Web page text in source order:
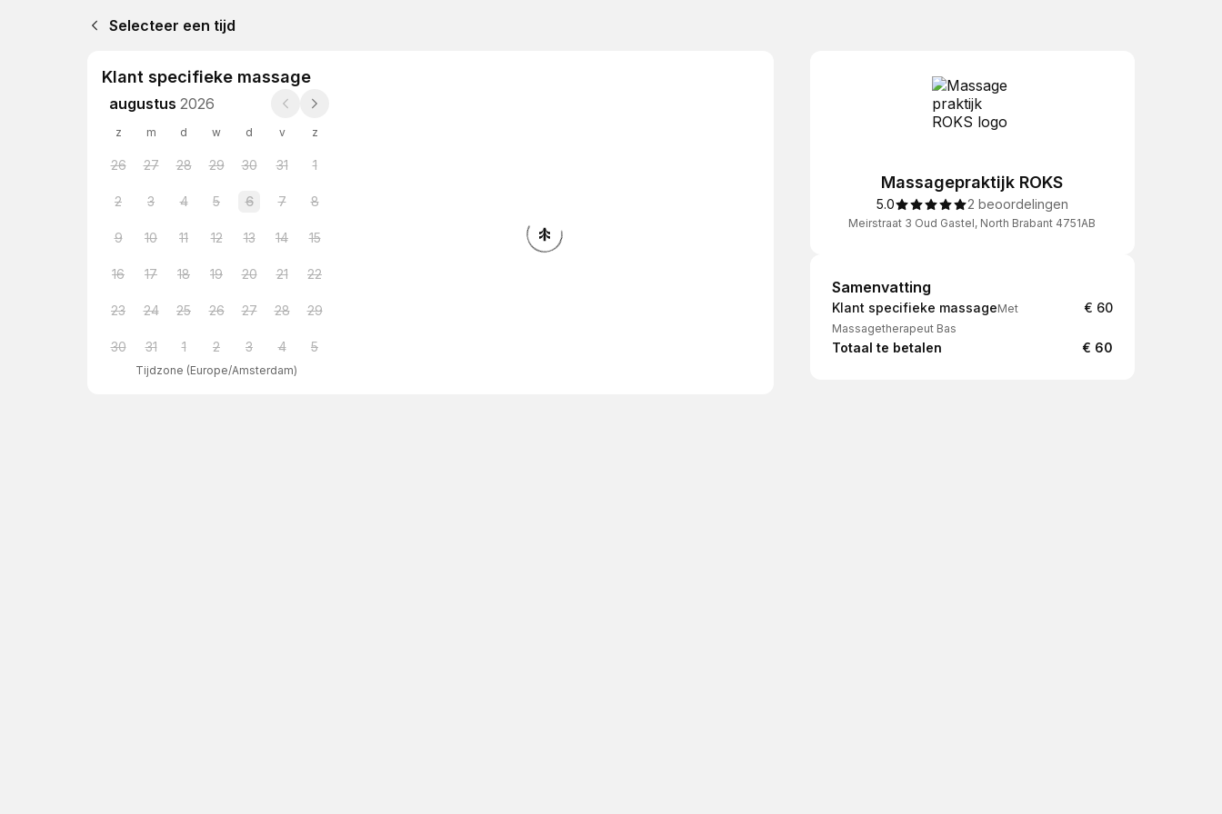
Selecteer een tijd
Klant specifieke massage
augustus 2026
z m d w d v z
26 27 28 29 30 31 1
2 3 4 5 6 7 8
9 10 11 12 13 14 15
16 17 18 19 20 21 22
23 24 25 26 27 28 29
30 31 1 2 3 4 5
Tijdzone (Europe/Amsterdam)
Massagepraktijk ROKS
5.0 2 beoordelingen
Meirstraat 3 Oud Gastel, North Brabant 4751AB
Samenvatting
Samenvatting
Klant specifieke massageMet
Massagetherapeut Bas
€ 60
Totaal te betalen € 60